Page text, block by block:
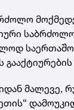
მალევე,